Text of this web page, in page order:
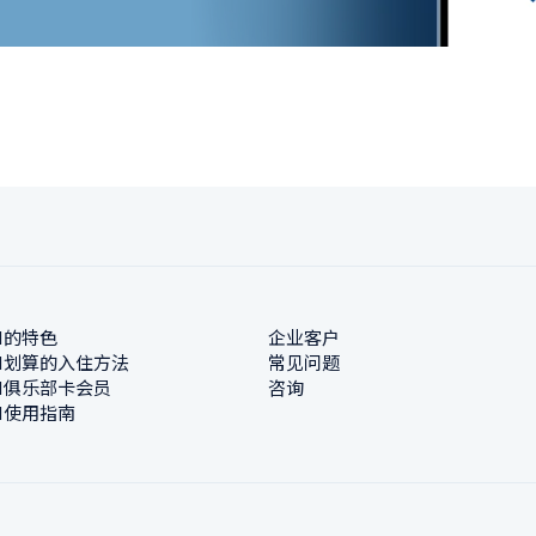
特色
算的入住方法
乐部卡会员
用指南
企业客户
常见问题
咨询